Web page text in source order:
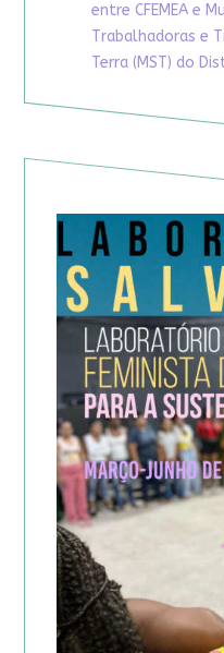
entre CFEMEA e
Trabalhadoras e
Terra (MST) do